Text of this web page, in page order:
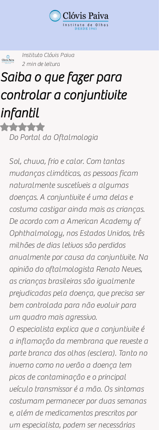
Saiba o que fazer para
controlar a conjuntivite
infantil
Instituto Clóvis Paiva
2 min de leitura
Avaliado com NaN de 5 estrelas.
Do Portal da Oftalmologia
Sol, chuva, frio e calor. Com tantas
mudanças climáticas, as pessoas ficam
naturalmente suscetíveis a algumas
doenças. A conjuntivite é uma delas e
costuma castigar ainda mais as crianças.
De acordo com a American Academy of
Ophthalmology, nos Estados Unidos, três
milhões de dias letivos são perdidos
anualmente por causa da conjuntivite. Na
opinião do oftalmologista Renato Neves,
as crianças brasileiras são igualmente
prejudicadas pela doença, que precisa ser
bem controlada para não evoluir para
um quadro mais agressivo.
O especialista explica que a conjuntivite é
a inflamação da membrana que reveste a
parte branca dos olhos (esclera). Tanto no
inverno como no verão a doença tem
picos de contaminação e o principal
veículo transmissor é a mão. Os sintomas
costumam permanecer por duas semanas
e, além de medicamentos prescritos por
um especialista, podem ser necessárias